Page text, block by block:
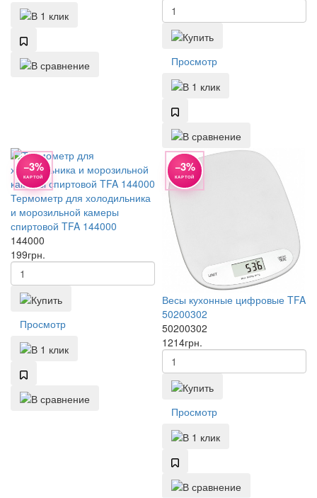
Просмотр
−3%
КАРТОЙ
Термометр для холодильника
и морозильной камеры
спиртовой TFA 144000
144000
199грн.
Просмотр
−3%
КАРТОЙ
Весы кухонные цифровые TFA
50200302
50200302
1214грн.
Просмотр